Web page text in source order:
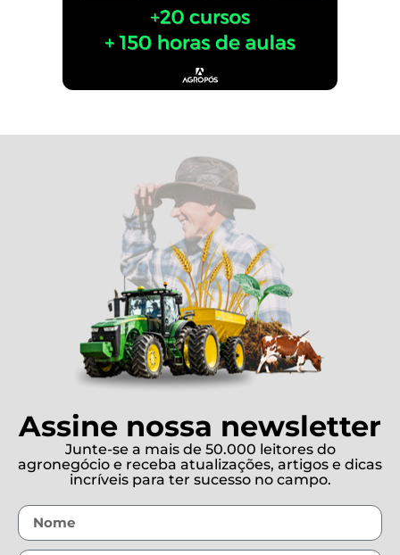
Assine nossa newsletter
Junte-se a mais de 50.000 leitores do
agronegócio e receba atualizações, artigos e dicas
incríveis para ter sucesso no campo.